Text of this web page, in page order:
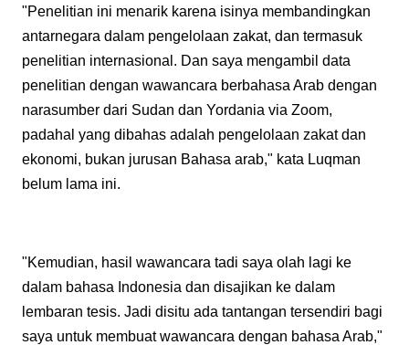
"Penelitian ini menarik karena isinya membandingkan
antarnegara dalam pengelolaan zakat, dan termasuk
penelitian internasional. Dan saya mengambil data
penelitian dengan wawancara berbahasa Arab dengan
narasumber dari Sudan dan Yordania via Zoom,
padahal yang dibahas adalah pengelolaan zakat dan
ekonomi, bukan jurusan Bahasa arab," kata Luqman
belum lama ini.
"Kemudian, hasil wawancara tadi saya olah lagi ke
dalam bahasa Indonesia dan disajikan ke dalam
lembaran tesis. Jadi disitu ada tantangan tersendiri bagi
saya untuk membuat wawancara dengan bahasa Arab,"